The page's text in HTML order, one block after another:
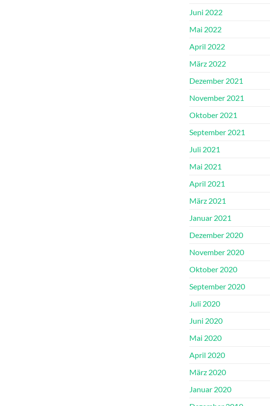
Juni 2022
Mai 2022
April 2022
März 2022
Dezember 2021
November 2021
Oktober 2021
September 2021
Juli 2021
Mai 2021
April 2021
März 2021
Januar 2021
Dezember 2020
November 2020
Oktober 2020
September 2020
Juli 2020
Juni 2020
Mai 2020
April 2020
März 2020
Januar 2020